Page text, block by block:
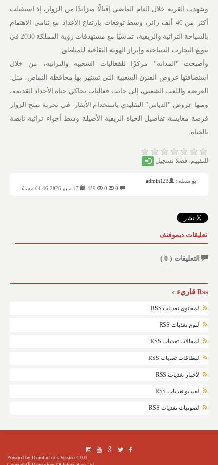
وشهدت القرية خلال العام الماضي إقبالًا متزايدًا من الزوار، إذ استقبلت
أكثر من 40 ألف زائر، وسط توقعات بارتفاع الأعداد مع تنامي الاهتمام
بالسياحة التراثية والريفية، تماشيًا مع مستهدفات رؤية المملكة 2030 في
تنويع التجارب السياحية وإبراز الهوية الثقافية للمناطق.
وأصبحت "المدانة" مركزًا للفعاليات الشعبية والتراثية، من خلال
استضافتها عروض الفنون الشعبية التي تشتهر بها محافظة النماص، مثل:
العرضة واللعب الشعبي، إلى جانب فعاليات تحاكي حياة الأجداد القديمة،
ومنها عروض "الدياس" التقليدي باستخدام الأبقار، في تجربة تمنح الزوار
فرصة معايشة تفاصيل الحياة الريفية الأصيلة وسط أجواء تراثية نابضة
بالحياة.
للتقييم، فضلا تسجيل
بواسطة :
admin123
439
تعليقات ديموفنف
التعليقات ( 0
)
Rss قاريء
المحتوى تغذيات RSS
ألبوم تغذيات RSS
المقالات تغذيات RSS
البطاقات تغذيات RSS
الأخبار تغذيات RSS
الفيديو تغذيات RSS
الصوتيات تغذيات RSS
Powered by Dimofinf cms Version 4.0.0
©